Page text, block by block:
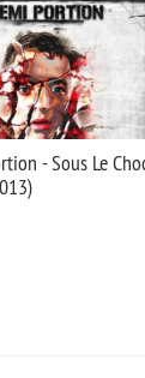
- Sous Le